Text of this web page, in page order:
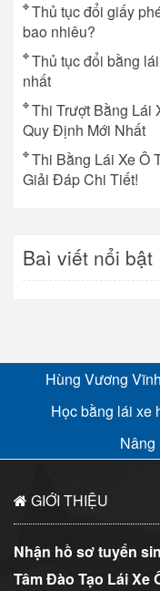
Thủ tục đổi giấy
bao nhiêu?
Thủ tục đổi bằng
nhất
Thi Trượt Bằng Lái
Quy Định Mới Nhất
Thi Bằng Lái Xe Ô
Giải Đáp Chi Tiết!
Baì viết nổi bật
Hùng Vương
Học bằng lái xe
Nâng
GIỚI THIỆU
Nhận hồ sơ tuyển
Tâm Đào Tạo Lái Xe